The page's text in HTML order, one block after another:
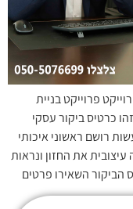
פרוייקט בניית
כרטיס ביקור עסקי
רושם ראשוני איכותי
את החזון ונראות
הביקור השאירו פרטים